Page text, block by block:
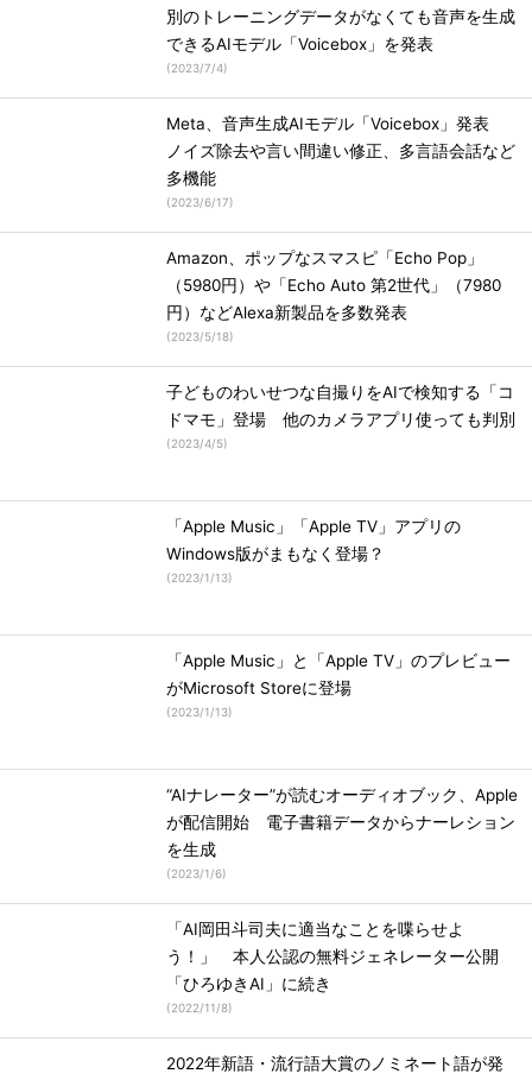
別のトレーニングデータがなくても音声を生成
できるAIモデル「Voicebox」を発表
(2023/7/4)
Meta、音声生成AIモデル「Voicebox」発表
ノイズ除去や言い間違い修正、多言語会話など
多機能
(2023/6/17)
Amazon、ポップなスマスピ「Echo Pop」
（5980円）や「Echo Auto 第2世代」（7980
円）などAlexa新製品を多数発表
(2023/5/18)
子どものわいせつな自撮りをAIで検知する「コ
ドマモ」登場 他のカメラアプリ使っても判別
(2023/4/5)
「Apple Music」「Apple TV」アプリの
Windows版がまもなく登場？
(2023/1/13)
「Apple Music」と「Apple TV」のプレビュー
がMicrosoft Storeに登場
(2023/1/13)
“AIナレーター”が読むオーディオブック、Apple
が配信開始 電子書籍データからナーレション
を生成
(2023/1/6)
「AI岡田斗司夫に適当なことを喋らせよ
う！」 本人公認の無料ジェネレーター公開
「ひろゆきAI」に続き
(2022/11/8)
2022年新語・流行語大賞のノミネート語が発